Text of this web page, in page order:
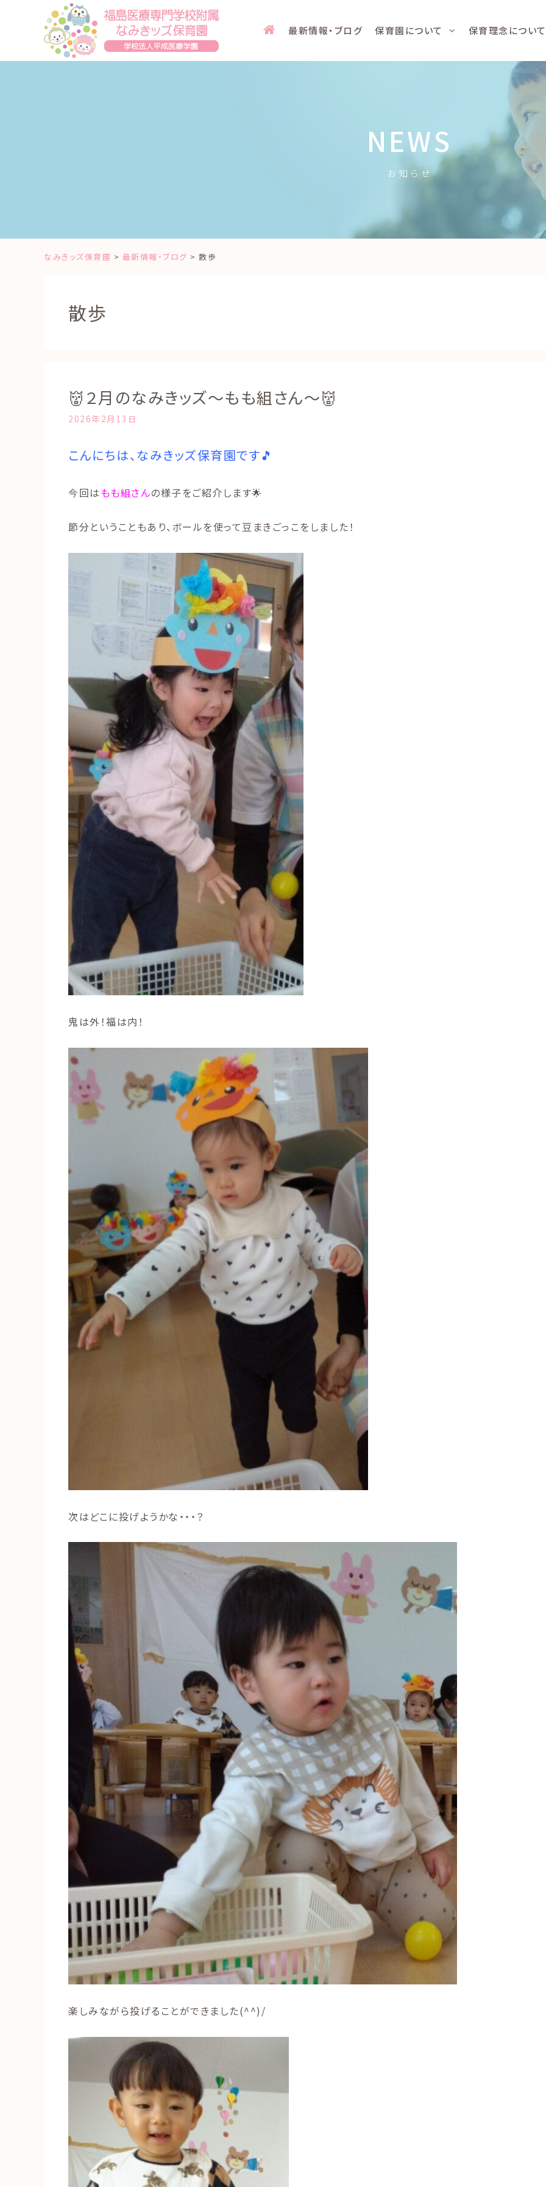
最新情報・ブログ 保育園について 保育理念について
NEWS
お知らせ
なみきッズ保育園 > 最新情報・ブログ > 散歩
散歩
👹２月のなみきッズ～もも組さん～👹
2026年2月13日
こんにちは、なみきッズ保育園です🎵
今回はもも組さんの様子をご紹介します🌟
節分ということもあり、ボールを使って豆まきごっこをしました！
鬼は外！福は内！
次はどこに投げようかな・・・？
楽しみながら投げることができました(^^)/